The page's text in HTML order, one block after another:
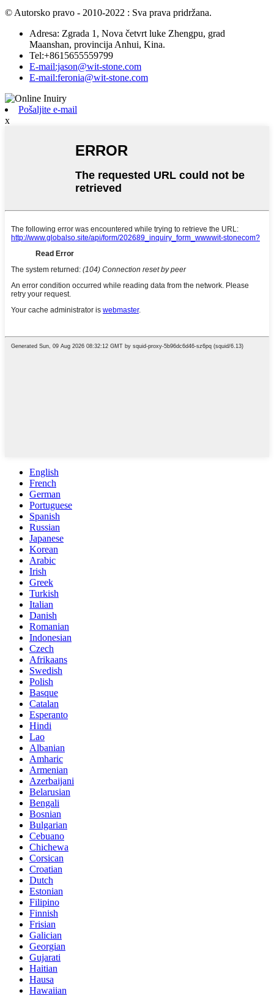
© Autorsko pravo - 2010-2022 : Sva prava pridržana.
Adresa: Zgrada 1, Nova četvrt luke Zhengpu, grad
Maanshan, provincija Anhui, Kina.
Tel:+8615655559799
E-mail:jason@wit-stone.com
E-mail:feronia@wit-stone.com
Pošaljite e-mail
x
English
French
German
Portuguese
Spanish
Russian
Japanese
Korean
Arabic
Irish
Greek
Turkish
Italian
Danish
Romanian
Indonesian
Czech
Afrikaans
Swedish
Polish
Basque
Catalan
Esperanto
Hindi
Lao
Albanian
Amharic
Armenian
Azerbaijani
Belarusian
Bengali
Bosnian
Bulgarian
Cebuano
Chichewa
Corsican
Croatian
Dutch
Estonian
Filipino
Finnish
Frisian
Galician
Georgian
Gujarati
Haitian
Hausa
Hawaiian